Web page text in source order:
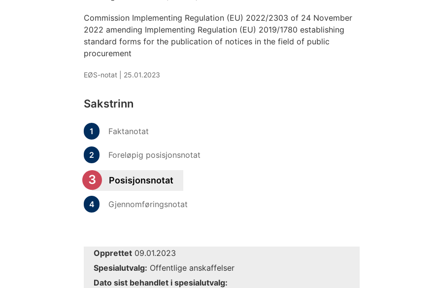
Commission Implementing Regulation (EU) 2022/2303 of 24 November
2022 amending Implementing Regulation (EU) 2019/1780 establishing
standard forms for the publication of notices in the field of public
procurement
EØS-notat | 25.01.2023
Sakstrinn
Faktanotat
Foreløpig posisjonsnotat
Posisjonsnotat
Gjennomføringsnotat
Opprettet 09.01.2023
Spesialutvalg: Offentlige anskaffelser
Dato sist behandlet i spesialutvalg: